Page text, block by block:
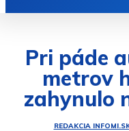
Pri páde
metrov
zahynulo
REDAKCIA